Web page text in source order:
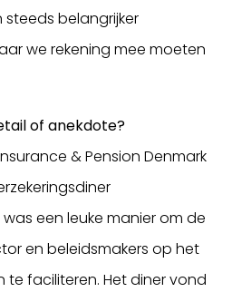
belangrijker
we rekening mee moeten
of anekdote?
& Pension Denmark
een leuke manier om de
en beleidsmakers op het
te faciliteren. Het diner vond